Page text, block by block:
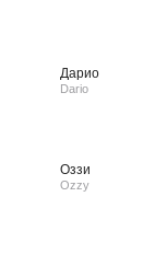
Дарио
Dario
Оззи
Ozzy